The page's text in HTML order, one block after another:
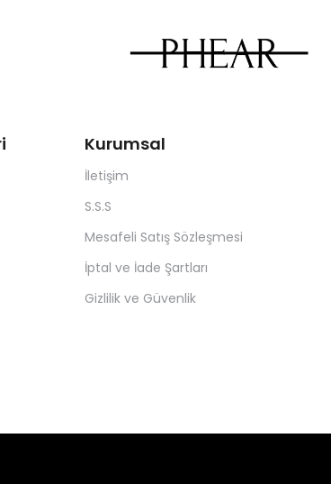
Kurumsal
İletişim
S.S.S
Mesafeli Satış Sözleşmesi
İptal ve İade Şartları
Gizlilik ve Güvenlik